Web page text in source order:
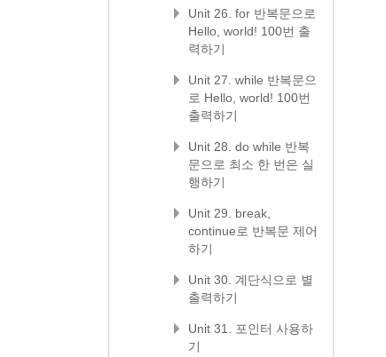
Unit 26. for 반복문으로
Hello, world! 100번 출
력하기
Unit 27. while 반복문으
로 Hello, world! 100번
출력하기
Unit 28. do while 반복
문으로 최소 한 번은 실
행하기
Unit 29. break,
continue로 반복문 제어
하기
Unit 30. 계단식으로 별
출력하기
Unit 31. 포인터 사용하
기